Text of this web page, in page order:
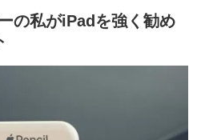
の私がiPadを強く勧め